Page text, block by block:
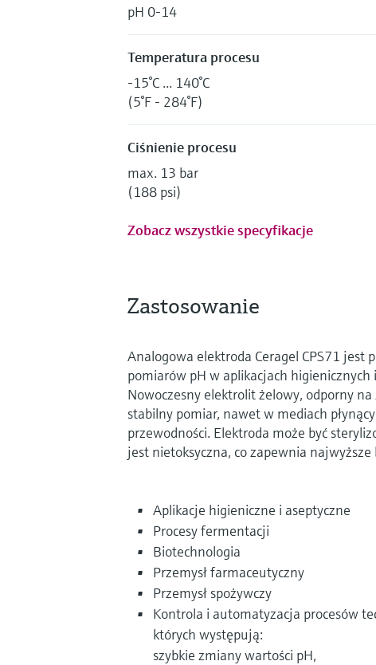
pH 0-14
Temperatura procesu
-15°C ... 140°C
(5°F - 284°F)
Ciśnienie procesu
max. 13 bar
(188 psi)
Zobacz wszystkie specyfikacje
Zastosowanie
Analogowa elektroda Ceragel CPS71 jest
pomiarów pH w aplikacjach higienicznych
Nowoczesny elektrolit żelowy, odporny
stabilny pomiar, nawet w mediach
przewodności. Elektroda może być
jest nietoksyczna, co zapewnia
Aplikacje higieniczne i aseptyczne
Procesy fermentacji
Biotechnologia
Przemysł farmaceutyczny
Przemysł spożywczy
Kontrola i automatyzacja procesów
których występują:
szybkie zmiany wartości pH,